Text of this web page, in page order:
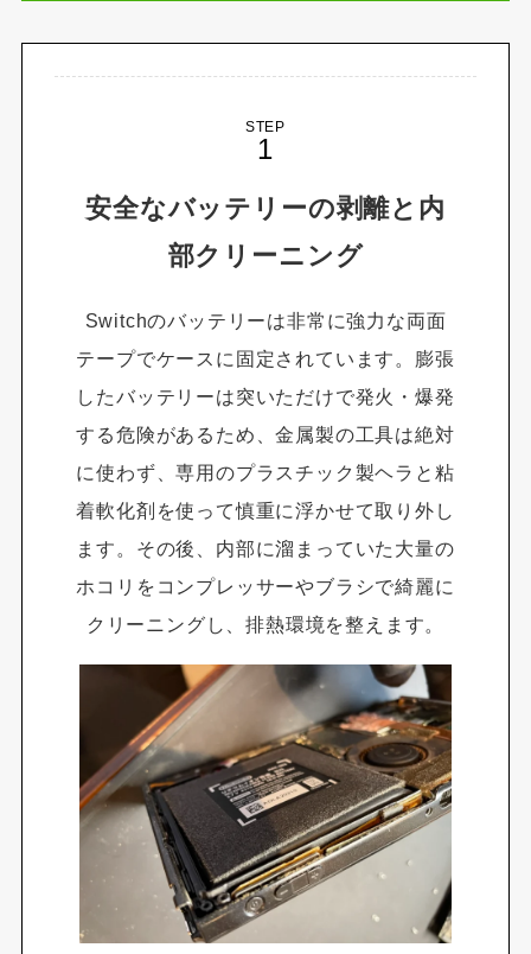
STEP
安全なバッテリーの剥離と内
部クリーニング
Switchのバッテリーは非常に強力な両面
テープでケースに固定されています。膨張
したバッテリーは突いただけで発火・爆発
する危険があるため、金属製の工具は絶対
に使わず、専用のプラスチック製ヘラと粘
着軟化剤を使って慎重に浮かせて取り外し
ます。その後、内部に溜まっていた大量の
ホコリをコンプレッサーやブラシで綺麗に
クリーニングし、排熱環境を整えます。